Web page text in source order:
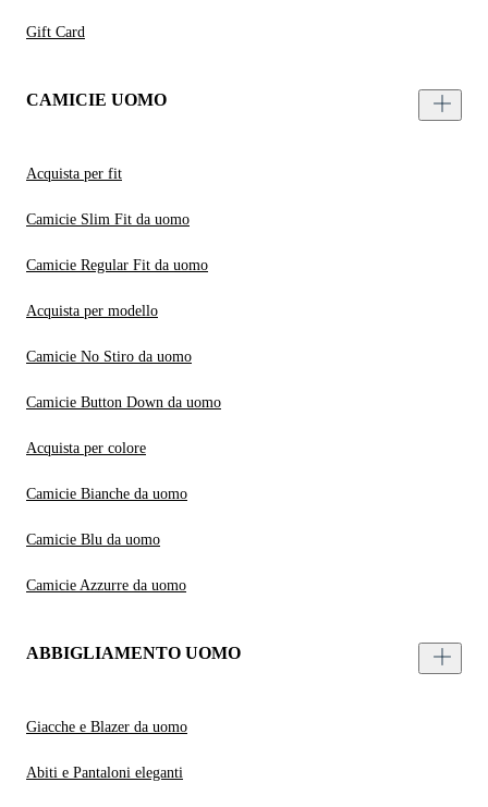
Gift Card
CAMICIE UOMO
Acquista per fit
Camicie Slim Fit da uomo
Camicie Regular Fit da uomo
Acquista per modello
Camicie No Stiro da uomo
Camicie Button Down da uomo
Acquista per colore
Camicie Bianche da uomo
Camicie Blu da uomo
Camicie Azzurre da uomo
ABBIGLIAMENTO UOMO
Giacche e Blazer da uomo
Abiti e Pantaloni eleganti